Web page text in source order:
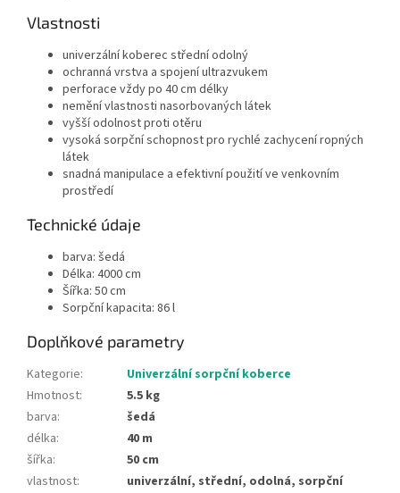
Vlastnosti
univerzální koberec střední odolný
ochranná vrstva a spojení ultrazvukem
perforace vždy po 40 cm délky
nemění vlastnosti nasorbovaných látek
vyšší odolnost proti otěru
vysoká sorpční schopnost pro rychlé zachycení ropných
látek
snadná manipulace a efektivní použití ve venkovním
prostředí
Technické údaje
barva: šedá
Délka: 4000 cm
Šířka: 50 cm
Sorpční kapacita: 86 l
Doplňkové parametry
Kategorie:
Univerzální sorpční koberce
Hmotnost:
5.5 kg
barva:
šedá
délka:
40 m
šířka:
50 cm
vlastnost:
univerzální, střední, odolná, sorpční